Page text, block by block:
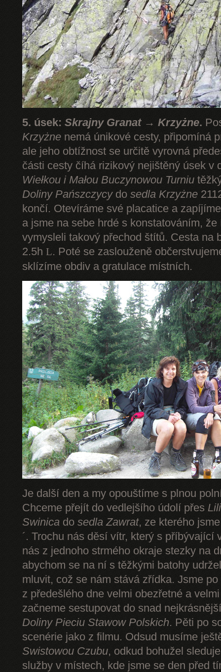
5. úsek: Skrajny Granat → Krzyżne.
Krzyżne nemá únikové cesty, připomíná
ale jeho obtížnost se určitě vyrovná
části cesty číhá rizikový nejištěný úsek v
Wiełkou i Małou Buczynowou Turniu
Doliny Pańszczycydo sedla Krzyżne
končí. Otevíráme své placatice a
a jsme na sebe hrdé s konstatováním,
vymysleli takový přechod štítů. Cesta na
2.5h L. Poté se zaslouženě
sklízíme obdiv a gratulace místních.
Je další den a my opouštíme s plnou
Chceme přejít do vedlejšího údolí přes
Swinica do sedla Zawrat, ze kterého
´. Trochu nás děsí vítr, který s příbývající
nás z jednoho strmého okraje stezky na
abychom se na ní s těžkými batohy
mluvit, což se nám stává zřídka. Jsme
z předešlého dne velmi obezřetné a
začneme sestupovat do snad
Doliny Pieciu Stawow Polskich. Pěti po
scenérie jako z filmu. Odsud musíme
Swistowou Czubu, odkud bohužel
služby v místech, kde jsme se den před